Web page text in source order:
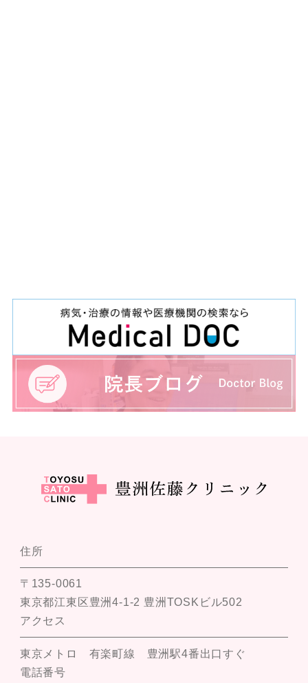
住所
〒135-0061
東京都江東区豊洲4-1-2 豊洲TOSKビル502
アクセス
東京メトロ 有楽町線 豊洲駅4番出口すぐ
電話番号